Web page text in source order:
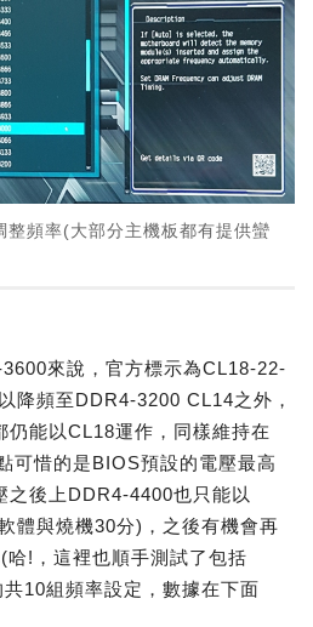
頻率(大部分主機板都有提供蠻
來說，官方標示為CL18-22-
降頻至DDR4-3200 CL14之外，
能以CL18運作，同樣維持在
可惜的是BIOS預設的電壓最高
之後上DDR4-4400也只能以
體與燒機30分)，之後有機會再
哈!，這裡也順手測試了包括
10組頻率設定，數據在下面